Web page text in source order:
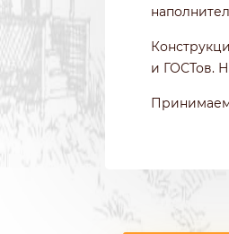
и ГОСТов.
Принимаем